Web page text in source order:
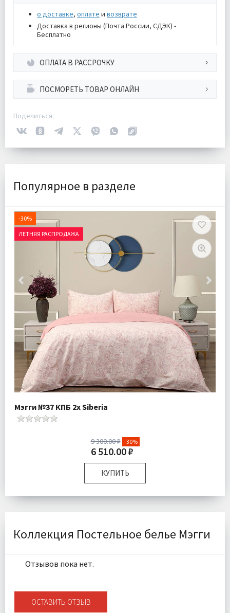
о доставке, оплате и возврате
Доставка в регионы (Почта России, СДЭК) -
Бесплатно
ОПЛАТА В РАССРОЧКУ
ПОСМОРЕТЬ ТОВАР ОНЛАЙН
Поделиться:
Популярное в разделе
-30%
ЛЕТНЯЯ РАСПРОДАЖА
Мэгги №37 КПБ 2х Siberia
9 300.00 ₽ -30%
6 510.00 ₽
КУПИТЬ
Размер:
Двуспальный
Ткань:
Ранфорс
Доставка:
Бесплатно
Коллекция Постельное белье Мэгги
Отзывов пока нет.
ОСТАВИТЬ ОТЗЫВ